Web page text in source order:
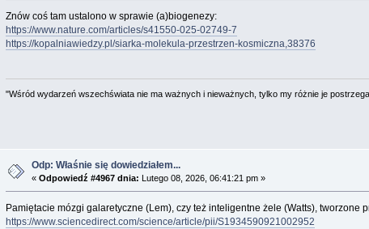
Znów coś tam ustalono w sprawie (a)biogenezy:
https://www.nature.com/articles/s41550-025-02749-7
https://kopalniawiedzy.pl/siarka-molekula-przestrzen-kosmiczna,38376
"Wśród wydarzeń wszechświata nie ma ważnych i nieważnych, tylko my różnie je
Odp: Właśnie się dowiedziałem...
« Odpowiedź #4967 dnia: Lutego 08, 2026, 06:41:21 pm »
Pamiętacie mózgi galaretyczne (Lem), czy też inteligentne żele (Watts),
https://www.sciencedirect.com/science/article/pii/S1934590921002952